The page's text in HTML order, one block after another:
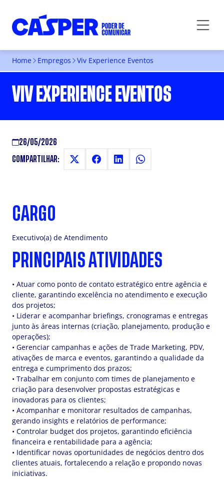
Home Empregos Viv Experience Eventos
VIV EXPERIENCE EVENTOS
26/05/2026
COMPARTILHAR:
CARGO
Executivo(a) de Atendimento
PRINCIPAIS ATIVIDADES
• Atuar como ponto de contato estratégico entre agência e
cliente, garantindo excelência no atendimento e execução
dos projetos;
• Liderar e acompanhar briefings, cronogramas e entregas
junto às áreas internas (criação, planejamento, produção e
operações);
• Gerenciar campanhas e ações de Trade Marketing, PDV,
ativações de marca e eventos, garantindo a qualidade da
entrega e cumprimento dos prazos;
• Trabalhar em conjunto com times de planejamento e
criação para desenvolver propostas estratégicas e
inovadoras para os clientes;
• Acompanhar e monitorar resultados de campanhas,
gerando insights e relatórios de performance;
• Controlar budget dos projetos, garantindo eficiência
financeira e rentabilidade para a agência;
• Identificar novas oportunidades de negócios dentro dos
clientes atuais, fortalecendo a relação e propondo novas
iniciativas.